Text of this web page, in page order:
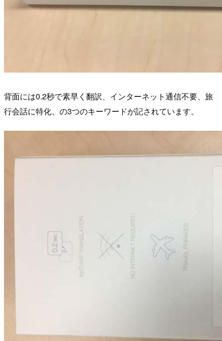
背面には0.2秒で素早く翻訳、インターネット通信不要、旅
行会話に特化、の3つのキーワードが記されています。